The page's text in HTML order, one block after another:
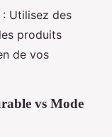
: Utilisez des
produits
de vos
vs Mode